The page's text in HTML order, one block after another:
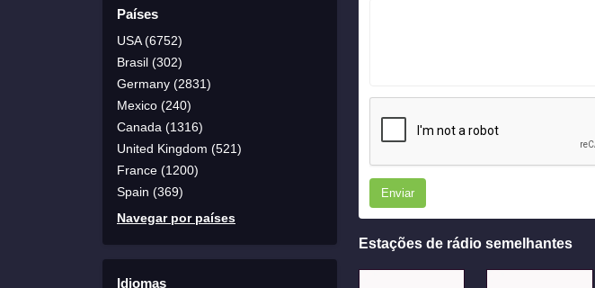
Países
USA (6752)
Brasil (302)
Germany (2831)
Mexico (240)
Canada (1316)
United Kingdom (521)
France (1200)
Spain (369)
Navegar por países
Idiomas
Enviar
Estações de rádio semelhantes